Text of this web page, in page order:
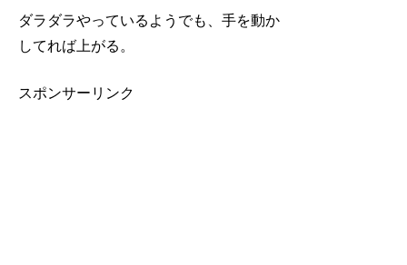
ダラダラやっているようでも、手を動か
してれば上がる。
スポンサーリンク